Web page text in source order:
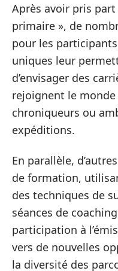
Après avoir pris part
primaire », de
pour les
uniques leur
d’envisager des
rejoignent le
chroniqueurs ou
expéditions.
En parallèle,
de formation,
des techniques de
séances de
participation à
vers de nouvelles
la diversité des